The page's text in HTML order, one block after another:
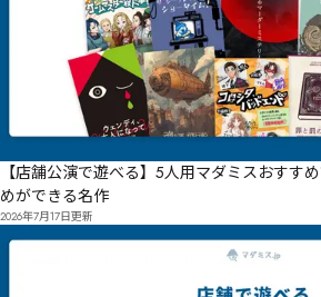
【店舗公演で遊べる】5人用マダミスおすす
めができる名作
2026年7月17日更新